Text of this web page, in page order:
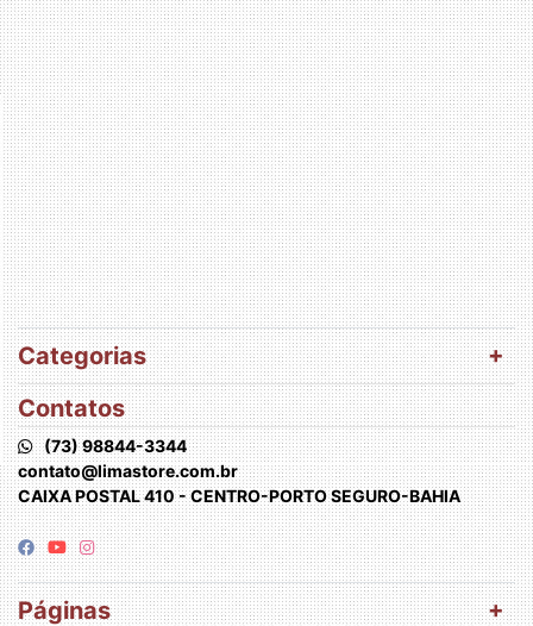
Categorias
Contatos
(73) 98844-3344
contato@limastore.com.br
CAIXA POSTAL 410 - CENTRO-PORTO SEGURO-BAHIA
Páginas